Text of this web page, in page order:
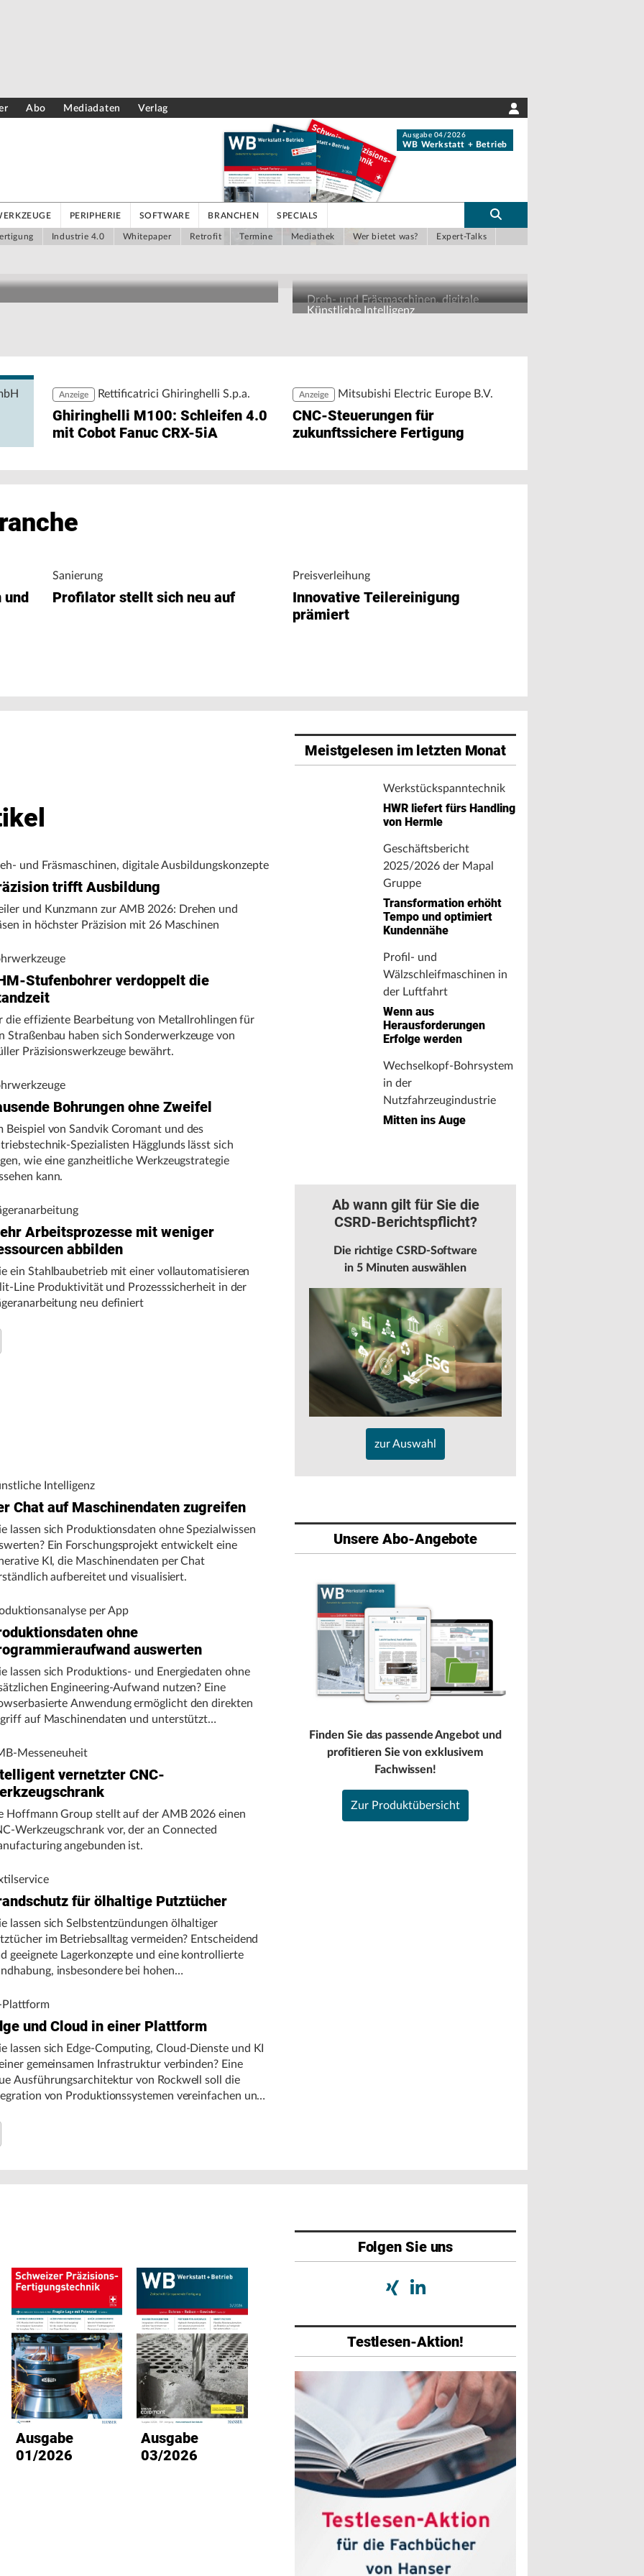
Abo Mediadaten Verlag
Ausgabe 04/2026
WB Werkstatt + Betrieb
PERIPHERIE SOFTWARE BRANCHEN SPECIALS
Industrie 4.0 Whitepaper Retrofit Termine Mediathek Wer bietet was? Expert-Talks
ermöglicht den direkten Zugriff auf
bei der Analyse von
Dreh- und Fräsmaschinen, digitale
Ausbildungskonzepte
Künstliche Intelligenz
Anzeige Rettificatrici Ghiringhelli S.p.a.
Ghiringhelli M100: Schleifen 4.0
mit Cobot Fanuc CRX-5iA
Anzeige Mitsubishi Electric Europe B.V.
CNC-Steuerungen für
zukunftssichere Fertigung
und
Sanierung
Profilator stellt sich neu auf
Preisverleihung
Innovative Teilereinigung
prämiert
und Fräsmaschinen, digitale Ausbildungskonzepte
trifft Ausbildung
und Kunzmann zur AMB 2026: Drehen und
in höchster Präzision mit 26 Maschinen
Stufenbohrer verdoppelt die
die effiziente Bearbeitung von Metallrohlingen für
Straßenbau haben sich Sonderwerkzeuge von
Präzisionswerkzeuge bewährt.
Bohrungen ohne Zweifel
Beispiel von Sandvik Coromant und des
Spezialisten Hägglunds lässt sich
wie eine ganzheitliche Werkzeugstrategie
kann.
Arbeitsprozesse mit weniger
abbilden
ein Stahlbaubetrieb mit einer vollautomatisieren
Line Produktivität und Prozesssicherheit in der
neu definiert
Intelligenz
Chat auf Maschinendaten zugreifen
lassen sich Produktionsdaten ohne Spezialwissen
Ein Forschungsprojekt entwickelt eine
KI, die Maschinendaten per Chat
aufbereitet und visualisiert.
per App
ohne
auswerten
lassen sich Produktions- und Energiedaten ohne
Engineering-Aufwand nutzen? Eine
Anwendung ermöglicht den direkten
auf Maschinendaten und unterstützt
Stillständen und Energieverbrauch.
Messeneuheit
vernetzter CNC-
Hoffmann Group stellt auf der AMB 2026 einen
Werkzeugschrank vor, der an Connected
angebunden ist.
für ölhaltige Putztücher
lassen sich Selbstentzündungen ölhaltiger
im Betriebsalltag vermeiden? Entscheidend
geeignete Lagerkonzepte und eine kontrollierte
insbesondere bei hohen
Plattform
und Cloud in einer Plattform
lassen sich Edge-Computing, Cloud-Dienste und KI
gemeinsamen Infrastruktur verbinden? Eine
Ausführungsarchitektur von Rockwell soll die
von Produktionssystemen vereinfachen und
Meistgelesen im letzten Monat
Werkstückspanntechnik
HWR liefert fürs Handling
von Hermle
Geschäftsbericht
2025/2026 der Mapal
Gruppe
Transformation erhöht
Tempo und optimiert
Kundennähe
Profil- und
Wälzschleifmaschinen in
der Luftfahrt
Wenn aus
Herausforderungen
Erfolge werden
Wechselkopf-Bohrsystem
in der
Nutzfahrzeugindustrie
Mitten ins Auge
Ab wann gilt für Sie die
CSRD-Berichtspflicht?
Die richtige CSRD-Software
in 5 Minuten auswählen
zur Auswahl
Unsere Abo-Angebote
Finden Sie das passende Angebot und
profitieren Sie von exklusivem
Fachwissen!
Zur Produktübersicht
Ausgabe
01/2026
Ausgabe
03/2026
Ausgabe
02/2026
Ausgabe
01/2026
Folgen Sie uns
Testlesen-Aktion!